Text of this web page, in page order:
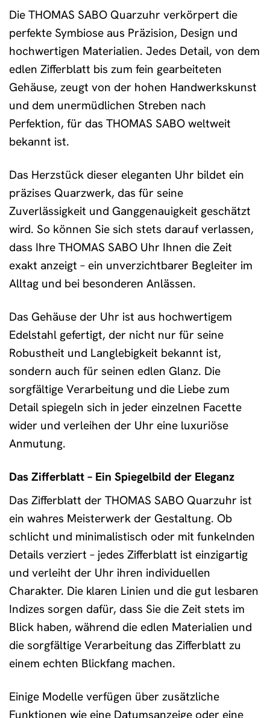
Die THOMAS SABO Quarzuhr verkörpert die
perfekte Symbiose aus Präzision, Design und
hochwertigen Materialien. Jedes Detail, von dem
edlen Zifferblatt bis zum fein gearbeiteten
Gehäuse, zeugt von der hohen Handwerkskunst
und dem unermüdlichen Streben nach
Perfektion, für das THOMAS SABO weltweit
bekannt ist.
Das Herzstück dieser eleganten Uhr bildet ein
präzises Quarzwerk, das für seine
Zuverlässigkeit und Ganggenauigkeit geschätzt
wird. So können Sie sich stets darauf verlassen,
dass Ihre THOMAS SABO Uhr Ihnen die Zeit
exakt anzeigt – ein unverzichtbarer Begleiter im
Alltag und bei besonderen Anlässen.
Das Gehäuse der Uhr ist aus hochwertigem
Edelstahl gefertigt, der nicht nur für seine
Robustheit und Langlebigkeit bekannt ist,
sondern auch für seinen edlen Glanz. Die
sorgfältige Verarbeitung und die Liebe zum
Detail spiegeln sich in jeder einzelnen Facette
wider und verleihen der Uhr eine luxuriöse
Anmutung.
Das Zifferblatt – Ein Spiegelbild der Eleganz
Das Zifferblatt der THOMAS SABO Quarzuhr ist
ein wahres Meisterwerk der Gestaltung. Ob
schlicht und minimalistisch oder mit funkelnden
Details verziert – jedes Zifferblatt ist einzigartig
und verleiht der Uhr ihren individuellen
Charakter. Die klaren Linien und die gut lesbaren
Indizes sorgen dafür, dass Sie die Zeit stets im
Blick haben, während die edlen Materialien und
die sorgfältige Verarbeitung das Zifferblatt zu
einem echten Blickfang machen.
Einige Modelle verfügen über zusätzliche
Funktionen wie eine Datumsanzeige oder eine